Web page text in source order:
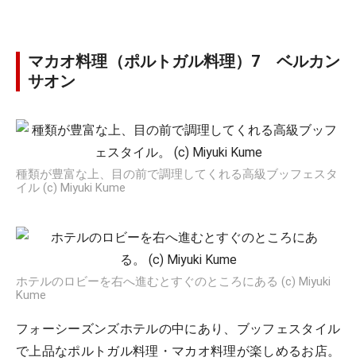
マカオ料理（ポルトガル料理）7 ベルカン
サオン
種類が豊富な上、目の前で調理してくれる高級ブッフェスタ
イル (c) Miyuki Kume
ホテルのロビーを右へ進むとすぐのところにある (c) Miyuki
Kume
フォーシーズンズホテルの中にあり、ブッフェスタイル
で上品なポルトガル料理・マカオ料理が楽しめるお店。